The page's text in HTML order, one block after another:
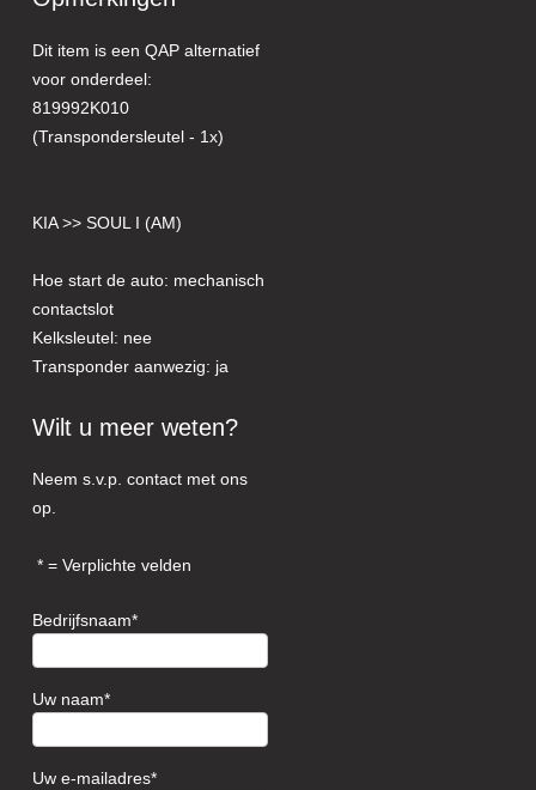
Dit item is een QAP alternatief
voor onderdeel:
819992K010
(Transpondersleutel - 1x)
KIA >> SOUL I (AM)
Hoe start de auto: mechanisch
contactslot
Kelksleutel: nee
Transponder aanwezig: ja
Wilt u meer weten?
Neem s.v.p. contact met ons
op.
= Verplichte velden
Bedrijfsnaam
Uw naam
Uw e-mailadres